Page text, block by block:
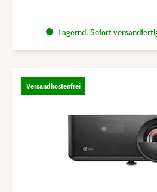
Lagernd. Sofort
Versandkostenfrei